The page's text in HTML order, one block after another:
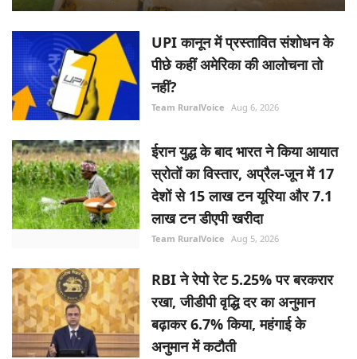
UPI कानून में प्रस्तावित संशोधन के
पीछे कहीं अमेरिका की आलोचना तो
नहीं?
Team RuralVoice Aug 6, 2026
ईरान युद्ध के बाद भारत ने किया आयात
स्रोतों का विस्तार, अप्रैल-जून में 17
देशों से 15 लाख टन यूरिया और 7.1
लाख टन डीएपी खरीदा
Team RuralVoice Aug 5, 2026
RBI ने रेपो रेट 5.25% पर बरकरार
रखा, जीडीपी वृद्धि दर का अनुमान
बढ़ाकर 6.7% किया, महंगाई के
अनुमान में कटौती